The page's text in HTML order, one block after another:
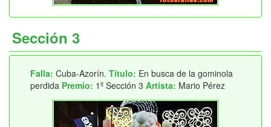
Sección 3
Falla: Cuba-Azorín. Título: En busca de la gominola
perdida Premio: 1º Sección 3 Artista: Mario Pérez